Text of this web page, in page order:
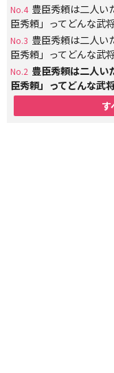
No.4 豊臣秀頼は二人い
臣秀頼」ってどんな武
No.3 豊臣秀頼は二人い
臣秀頼」ってどんな武
No.2 豊臣秀頼は二人い
臣秀頼」ってどんな武